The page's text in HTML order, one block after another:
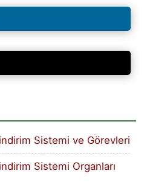
Sistemi ve Görevleri
Sistemi Organları